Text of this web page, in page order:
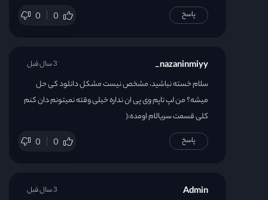
0 0 پاسخ
nazaninmiyy_
سلام خسته نباشید، مشخص نیست مشکل دانلود کی حل
میشه؟ من لپ تاپم وی پی ان نداره خیلی وقته نمیتونم دان کنم
کلی قسمت سریالام اومده:(
0 0
3 سال قبل
پاسخ
Admin 3 سال قبل